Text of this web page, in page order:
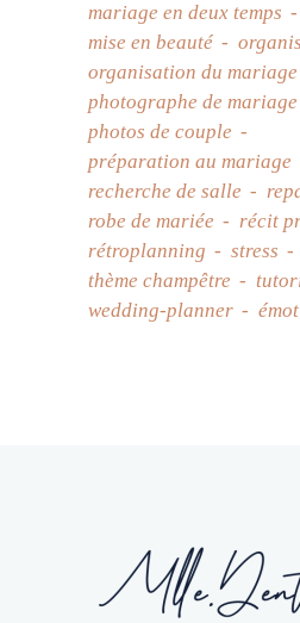
mariage en deux temps
mise en beauté
organisation du mariage
photographe de mariage
photos de couple
préparation au mariage
recherche de salle
robe de mariée
récit
rétroplanning
stress
thème champêtre
wedding-planner